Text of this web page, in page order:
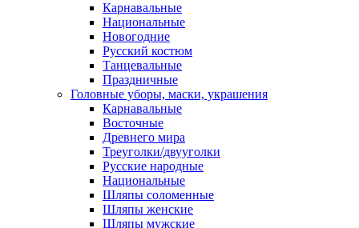
Карнавальные
Национальные
Новогодние
Русский костюм
Танцевальные
Праздничные
Головные уборы, маски, украшения
Карнавальные
Восточные
Древнего мира
Треуголки/двууголки
Русские народные
Национальные
Шляпы соломенные
Шляпы женские
Шляпы мужские